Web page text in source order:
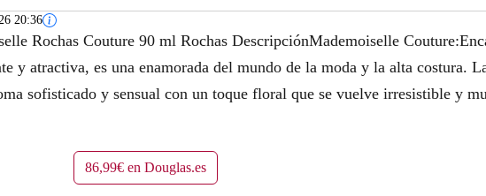
:
4
9
,
0
6
20:36
Rochas Couture 90 ml Rochas DescripciónMademoiselle
y atractiva, es una enamorada del mundo de la moda y la alta costura.
sofisticado y sensual con un toque floral que se vuelve irresistible y
86,99€ en Douglas.es